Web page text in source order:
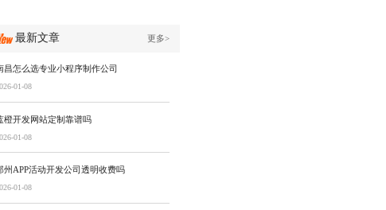
最新文章 更多>
昌怎么选专业小程序制作公司
01-08
橙开发网站定制靠谱吗
01-08
州APP活动开发公司透明收费吗
01-08